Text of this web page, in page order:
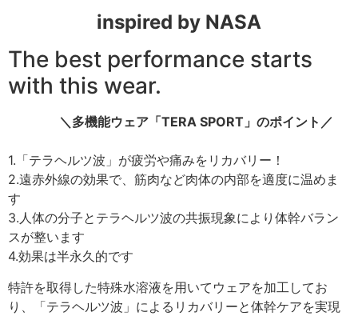
inspired by NASA
The best performance starts
with this wear.
＼多機能ウェア「TERA SPORT」のポイント／
1.「テラヘルツ波」が疲労や痛みをリカバリー！
2.遠赤外線の効果で、筋肉など肉体の内部を適度に温めま
す
3.人体の分子とテラヘルツ波の共振現象により体幹バラン
スが整います
4.効果は半永久的です
特許を取得した特殊水溶液を用いてウェアを加工してお
り、「テラヘルツ波」によるリカバリーと体幹ケアを実現